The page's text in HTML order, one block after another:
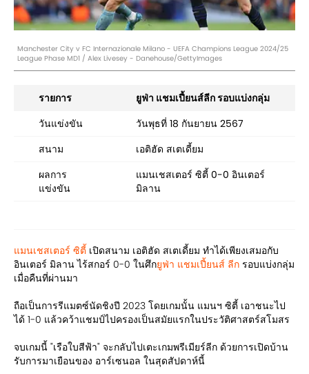
Manchester City v FC Internazionale Milano - UEFA Champions League 2024/25
League Phase MD1 / Alex Livesey - Danehouse/GettyImages
รายการ
ยูฟ่า แชมเปี้ยนส์ลีก รอบแบ่งกลุ่ม
วันแข่งขัน
วันพุธที่ 18 กันยายน 2567
สนาม
เอติฮัด สเตเดี้ยม
ผลการ
แข่งขัน
แมนเชสเตอร์ ซิตี้ 0-0 อินเตอร์
มิลาน
แมนเชสเตอร์ ซิตี้ เปิดสนาม เอติฮัด สเตเดี้ยม ทำได้เพียงเสมอกับ
อินเตอร์ มิลาน ไร้สกอร์ 0-0 ในศึกยูฟ่า แชมเปี้ยนส์ ลีก รอบแบ่งกลุ่ม
เมื่อคืนที่ผ่านมา
ถือเป็นการรีแมตซ์นัดชิงปี 2023 โดยเกมนั้น แมนฯ ซิตี้ เอาชนะไป
ได้ 1-0 แล้วคว้าแชมป์ไปครองเป็นสมัยแรกในประวัติศาสตร์สโมสร
จบเกมนี้ "เรือใบสีฟ้า" จะกลับไปเตะเกมพรีเมียร์ลีก ด้วยการเปิดบ้าน
รับการมาเยือนของ อาร์เซนอล ในสุดสัปดาห์นี้